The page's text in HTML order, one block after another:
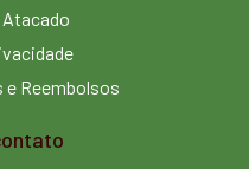
e Reembolsos